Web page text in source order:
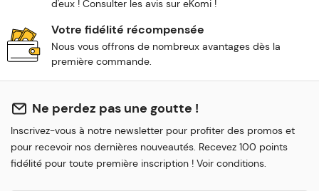
d'eux ! Consulter les avis sur eKomi !
Votre fidélité récompensée
Nous vous offrons de nombreux avantages dès la
première commande.
Ne perdez pas une goutte !
Inscrivez-vous à notre newsletter pour profiter des promos et
pour recevoir nos dernières nouveautés. Recevez 100 points
fidélité pour toute première inscription ! Voir conditions.